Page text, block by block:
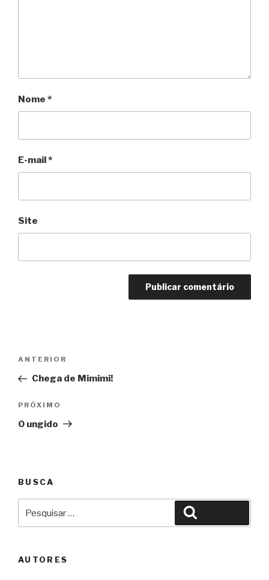
Nome *
E-mail*
Site
Post
Anterior
ANTERIOR
Chega de Mimimi!
Próximo
PRÓXIMO
O ungido
BUSCA
por:
AUTORES